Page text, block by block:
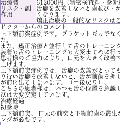
治療費
612000円（精密検査料・診断
リスク・副
作用
舌癖を改善しないと歯並び・
くなります。
矯正治療の一般的なリスクは
ドクターからのコメント
上下顎前突症例です。ブラケットだけでな
た。
また、矯正治療と並行して舌のトレーニン
装着も舌のトレーニングも大変まじめに行
患者様のご協力により、口元を大きく改善
上げます。
上下顎前突症例では、舌癖の改善がとっ
り行い舌癖を改善しないと、舌が前歯を
が前に出てしまいます。（＝後戻り）。
こちらの患者様は、いつも舌の位置を意識
びは大変安定しています。
治療経過
初診時
上下顎前突。 口元の前突と下顎前歯の叢
ングが必要です。